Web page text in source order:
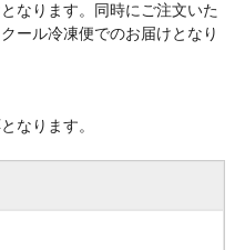
なります。同時にご注文いた
ール冷凍便でのお届けとなり
なります。